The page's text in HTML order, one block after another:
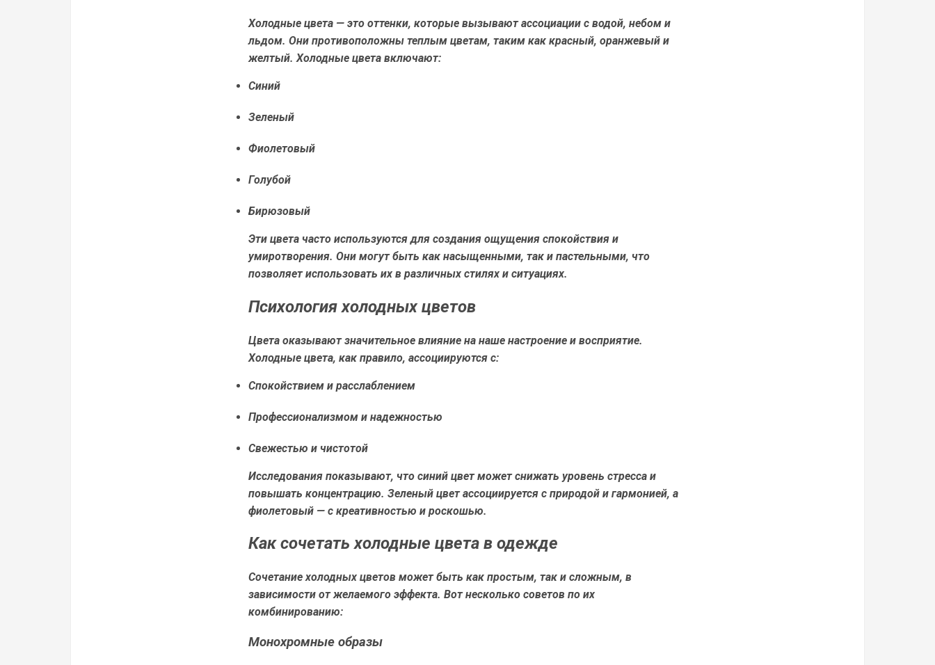
Холодные цвета — это оттенки, которые вызывают ассоциации с водой, небом и
льдом. Они противоположны теплым цветам, таким как красный, оранжевый и
желтый. Холодные цвета включают:
Синий
Зеленый
Фиолетовый
Голубой
Бирюзовый
Эти цвета часто используются для создания ощущения спокойствия и
умиротворения. Они могут быть как насыщенными, так и пастельными, что
позволяет использовать их в различных стилях и ситуациях.
Психология холодных цветов
Цвета оказывают значительное влияние на наше настроение и восприятие.
Холодные цвета, как правило, ассоциируются с:
Спокойствием и расслаблением
Профессионализмом и надежностью
Свежестью и чистотой
Исследования показывают, что синий цвет может снижать уровень стресса и
повышать концентрацию. Зеленый цвет ассоциируется с природой и гармонией, а
фиолетовый — с креативностью и роскошью.
Как сочетать холодные цвета в одежде
Сочетание холодных цветов может быть как простым, так и сложным, в
зависимости от желаемого эффекта. Вот несколько советов по их
комбинированию:
Монохромные образы